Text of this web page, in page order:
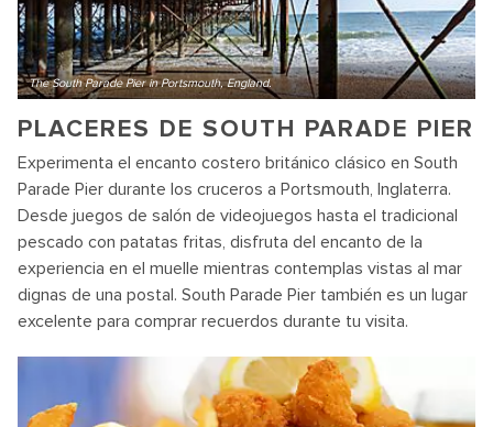
The South Parade Pier in Portsmouth, England.
PLACERES DE SOUTH PARADE PIER
Experimenta el encanto costero británico clásico en South
Parade Pier durante los cruceros a Portsmouth, Inglaterra.
Desde juegos de salón de videojuegos hasta el tradicional
pescado con patatas fritas, disfruta del encanto de la
experiencia en el muelle mientras contemplas vistas al mar
dignas de una postal. South Parade Pier también es un lugar
excelente para comprar recuerdos durante tu visita.